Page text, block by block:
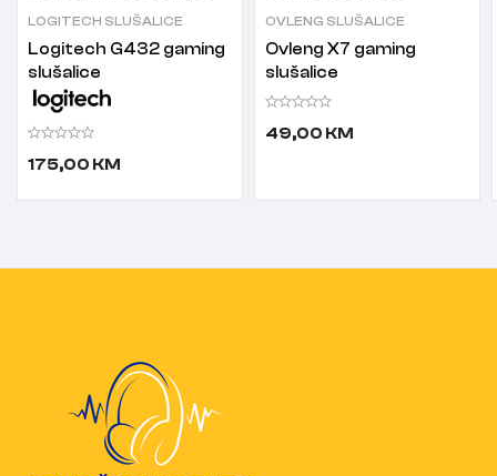
LOGITECH SLUŠALICE
Logitech G432 gaming
slušalice
175,00 KM
OVLENG SLUŠALICE
Ovleng X7 gaming
slušalice
49,00 KM